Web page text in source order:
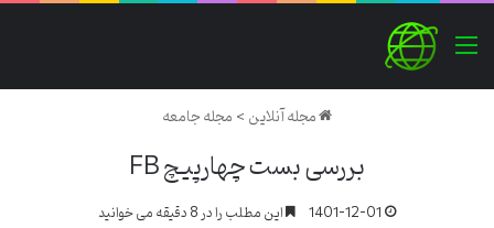
منو
مجله آنلاین>مجله جامعه
بررسی بست چهارپیچ FB
1401-12-01 این مطلب را در 8 دقیقه می خوانید